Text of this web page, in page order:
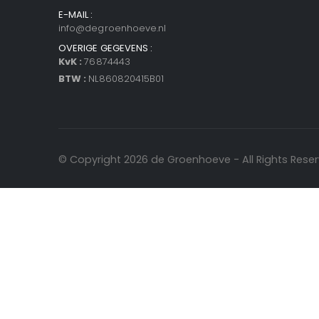
E-MAIL :
info@degroenhoeve.nl
OVERIGE GEGEVENS :
KvK :76874443
BTW : NL860820415B01
© Copyright 2026 de Groenhoeve - All Rights